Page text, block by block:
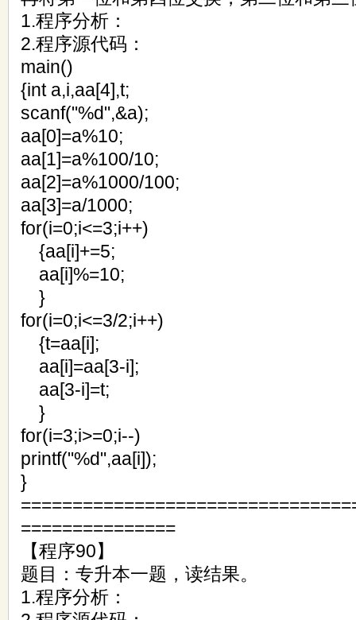
1.程序分析：
2.程序源代码：
main()
{int a,i,aa[4],t;
scanf("%d",&a);
aa[0]=a%10;
aa[1]=a%100/10;
aa[2]=a%1000/100;
aa[3]=a/1000;
for(i=0;i<=3;i++)
{aa[i]+=5;
aa[i]%=10;
}
for(i=0;i<=3/2;i++)
{t=aa[i];
aa[i]=aa[3-i];
aa[3-i]=t;
}
for(i=3;i>=0;i--)
printf("%d",aa[i]);
}
===============
【程序90】
题目：专升本一题，读结果。
1.程序分析：